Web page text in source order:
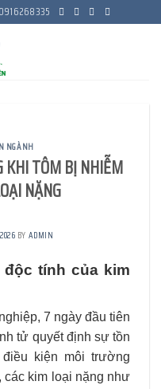
0916268335
NGÀNH
KHI TÔM BỊ NHIỄM
NẶNG
BY ADMIN
tính của kim
7 ngày đầu tiên
tử quyết định sự tồn
kiện môi trường
kim loại nặng như